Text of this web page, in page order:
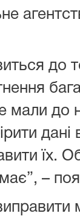
до
мали до
їх.
–